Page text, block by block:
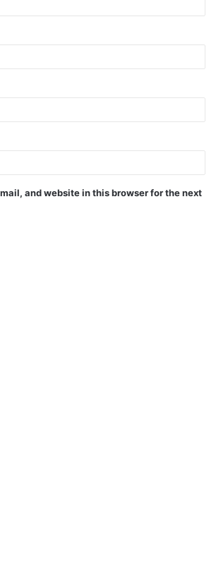
and website in this browser for the next